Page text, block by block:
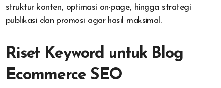
struktur konten, optimasi on-page, hingga strategi
publikasi dan promosi agar hasil maksimal.
Riset Keyword untuk Blog
Ecommerce SEO